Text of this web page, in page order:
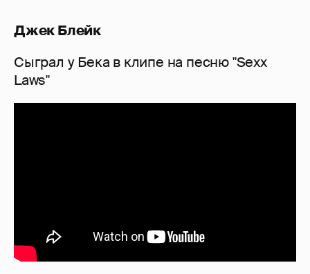
Джек Блейк
Сыграл у Бека в клипе на песню "Sexx
Laws"